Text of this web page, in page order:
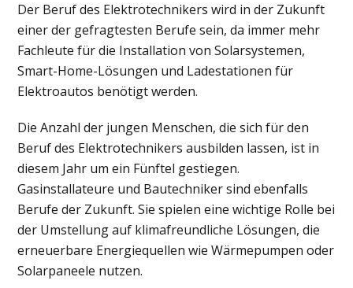
Der Beruf des Elektrotechnikers wird in der Zukunft
einer der gefragtesten Berufe sein, da immer mehr
Fachleute für die Installation von Solarsystemen,
Smart-Home-Lösungen und Ladestationen für
Elektroautos benötigt werden.
Die Anzahl der jungen Menschen, die sich für den
Beruf des Elektrotechnikers ausbilden lassen, ist in
diesem Jahr um ein Fünftel gestiegen.
Gasinstallateure und Bautechniker sind ebenfalls
Berufe der Zukunft. Sie spielen eine wichtige Rolle bei
der Umstellung auf klimafreundliche Lösungen, die
erneuerbare Energiequellen wie Wärmepumpen oder
Solarpaneele nutzen.